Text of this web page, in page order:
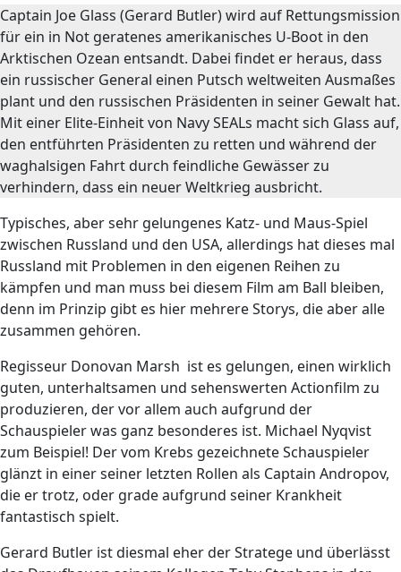
Captain Joe Glass (Gerard Butler) wird auf Rettungsmission
für ein in Not geratenes amerikanisches U-Boot in den
Arktischen Ozean entsandt. Dabei findet er heraus, dass
ein russischer General einen Putsch weltweiten Ausmaßes
plant und den russischen Präsidenten in seiner Gewalt hat.
Mit einer Elite-Einheit von Navy SEALs macht sich Glass auf,
den entführten Präsidenten zu retten und während der
waghalsigen Fahrt durch feindliche Gewässer zu
verhindern, dass ein neuer Weltkrieg ausbricht.
Typisches, aber sehr gelungenes Katz- und Maus-Spiel
zwischen Russland und den USA, allerdings hat dieses mal
Russland mit Problemen in den eigenen Reihen zu
kämpfen und man muss bei diesem Film am Ball bleiben,
denn im Prinzip gibt es hier mehrere Storys, die aber alle
zusammen gehören.
Regisseur Donovan Marsh ist es gelungen, einen wirklich
guten, unterhaltsamen und sehenswerten Actionfilm zu
produzieren, der vor allem auch aufgrund der
Schauspieler was ganz besonderes ist. Michael Nyqvist
zum Beispiel! Der vom Krebs gezeichnete Schauspieler
glänzt in einer seiner letzten Rollen als Captain Andropov,
die er trotz, oder grade aufgrund seiner Krankheit
fantastisch spielt.
Gerard Butler ist diesmal eher der Stratege und überlässt